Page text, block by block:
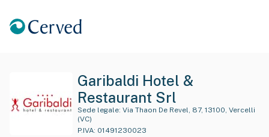
Garibaldi Hotel &
Restaurant Srl
Sede legale:
(VC)
P.IVA: 01491230023